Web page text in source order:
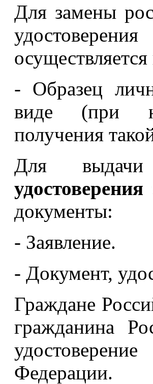
Для замены
- Образец
виде (при
получения
Для
удостоверения
документы:
- Заявление.
- Документ,
Граждане
гражданина
Федерации.